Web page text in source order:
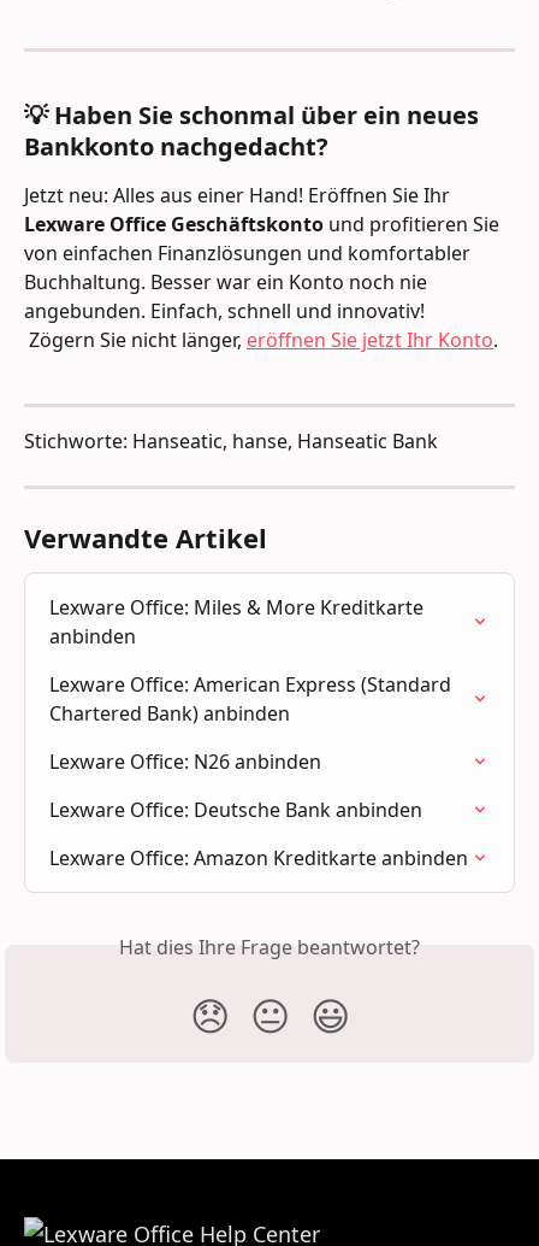
💡 Haben Sie schonmal über ein neues
Bankkonto nachgedacht?
Jetzt neu: Alles aus einer Hand! Eröffnen Sie Ihr
Lexware Office Geschäftskonto und profitieren Sie
von einfachen Finanzlösungen und komfortabler
Buchhaltung. Besser war ein Konto noch nie
angebunden. Einfach, schnell und innovativ!
Zögern Sie nicht länger, eröffnen Sie jetzt Ihr Konto.
Stichworte: Hanseatic, hanse, Hanseatic Bank
Verwandte Artikel
Lexware Office: Miles & More Kreditkarte
anbinden
Lexware Office: American Express (Standard
Chartered Bank) anbinden
Lexware Office: N26 anbinden
Lexware Office: Deutsche Bank anbinden
Lexware Office: Amazon Kreditkarte anbinden
Hat dies Ihre Frage beantwortet?
😞 😐 😃